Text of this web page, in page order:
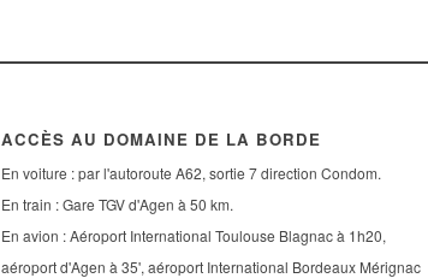
ACCÈS AU DOMAINE DE LA BORDE
En voiture : par l'autoroute A62, sortie 7 direction Condom.
En train : Gare TGV d'Agen à 50 km.
En avion : Aéroport International Toulouse Blagnac à 1h20,
aéroport d'Agen à 35', aéroport International Bordeaux Mérignac